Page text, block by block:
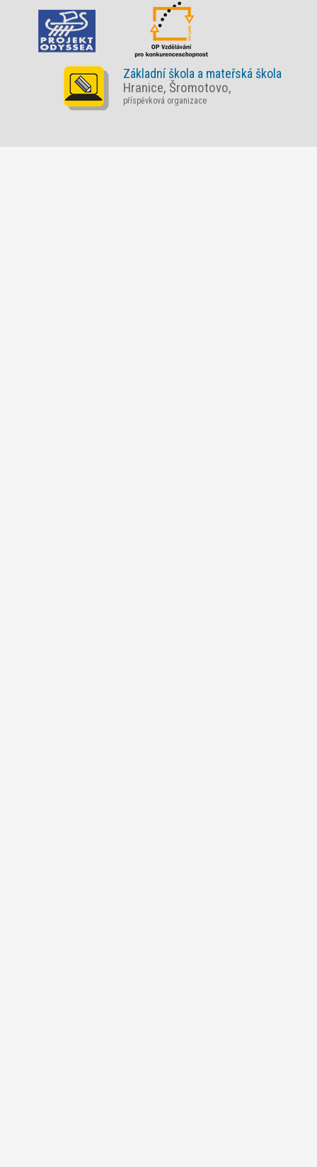
Základní škola a mateřská škola
Hranice, Šromotovo,
příspěvková organizace